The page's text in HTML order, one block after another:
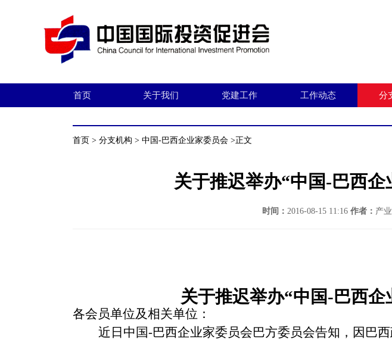
首页 关于我们 党建工作 工作动态 分
首页 > 分支机构 > 中国-巴西企业家委员会 >正文
关于推迟举办“中国-巴西
时间： 2016-08-15 11:16 作者： 产
关于推迟举办“中国-巴西
各会员单位及相关单位：
近日中国-巴西企业家委员会巴方委员会告知，因巴